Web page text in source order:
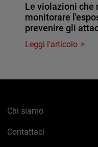
Le violazioni che
monitorare
prevenire gli
Leggi l'articolo
Chi siamo
Contattaci